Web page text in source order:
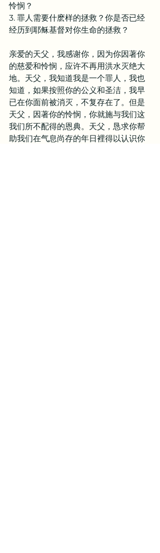
怜悯？
3. 罪人需要什麽样的拯救？你是否已经
经历到耶稣基督对你生命的拯救？
亲爱的天父，我感谢你，因为你因著你
的慈爱和怜悯，应许不再用洪水灭绝大
地。天父，我知道我是一个罪人，我也
知道，如果按照你的公义和圣洁，我早
已在你面前被消灭，不复存在了。但是
天父，因著你的怜悯，你就施与我们这
我们所不配得的恩典。天父，恳求你帮
助我们在气息尚存的年日裡得以认识你